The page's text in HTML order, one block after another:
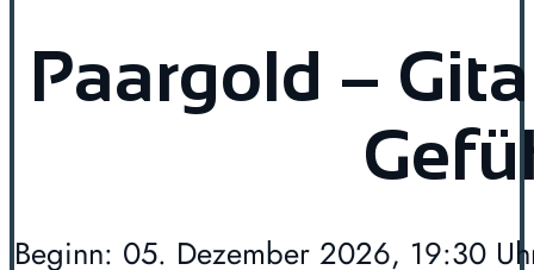
Paargold –
Beginn: 05. Dezember 2026, 19:30